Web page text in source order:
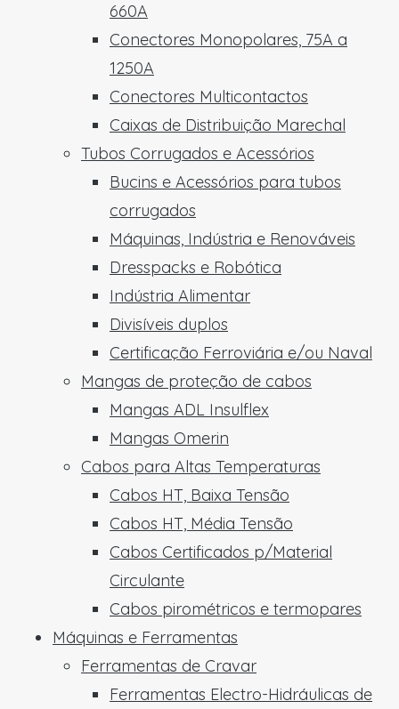
660A
Conectores Monopolares, 75A a
1250A
Conectores Multicontactos
Caixas de Distribuição Marechal
Tubos Corrugados e Acessórios
Bucins e Acessórios para tubos
corrugados
Máquinas, Indústria e Renováveis
Dresspacks e Robótica
Indústria Alimentar
Divisíveis duplos
Certificação Ferroviária e/ou Naval
Mangas de proteção de cabos
Mangas ADL Insulflex
Mangas Omerin
Cabos para Altas Temperaturas
Cabos HT, Baixa Tensão
Cabos HT, Média Tensão
Cabos Certificados p/Material
Circulante
Cabos pirométricos e termopares
Máquinas e Ferramentas
Ferramentas de Cravar
Ferramentas Electro-Hidráulicas de